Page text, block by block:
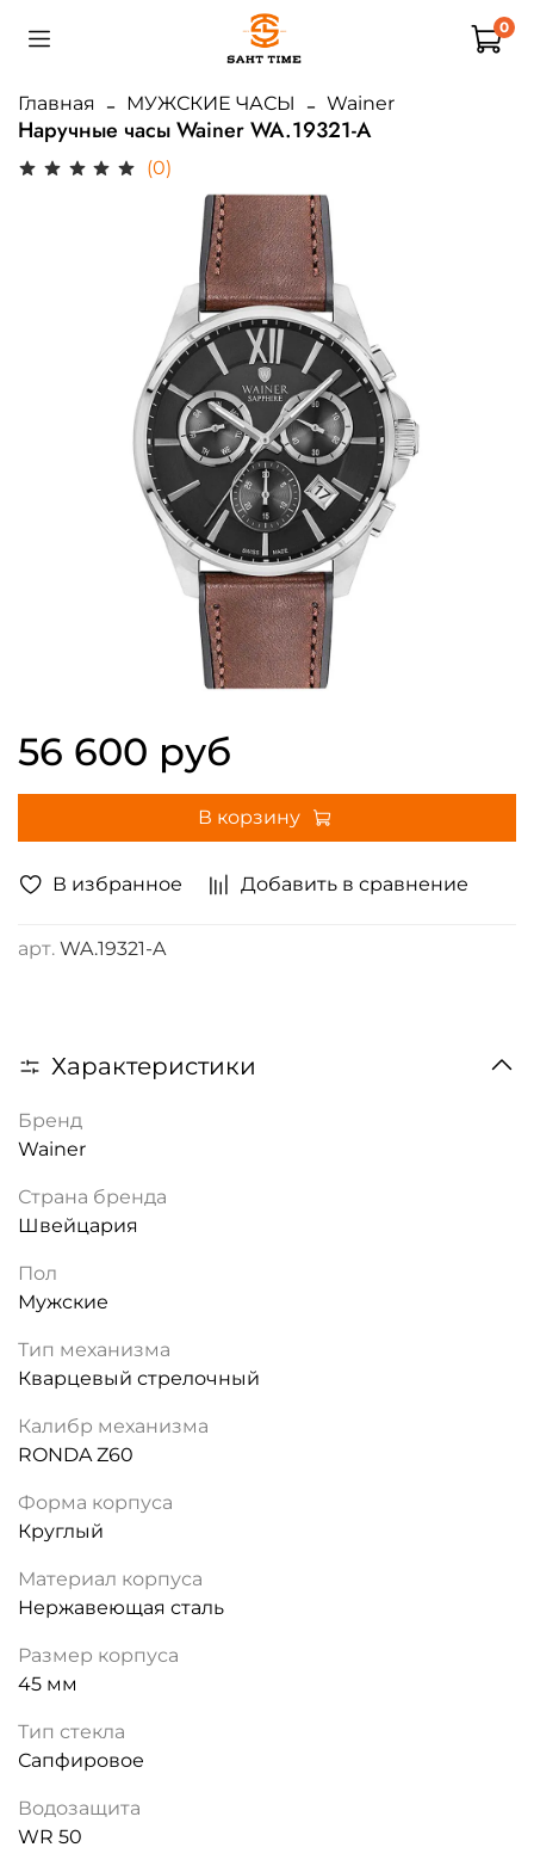
0
Главная МУЖСКИЕ ЧАСЫ Wainer
Наручные часы Wainer WA.19321-A
(0)
В избранное Добавить в сравнение
арт. WA.19321-A
56 600 руб
В корзину
Характеристики
Бренд
Wainer
Страна бренда
Швейцария
Пол
Мужские
Тип механизма
Кварцевый стрелочный
Калибр механизма
RONDA Z60
Форма корпуса
Круглый
Материал корпуса
Нержавеющая сталь
Размер корпуса
45 мм
Тип стекла
Сапфировое
Водозащита
WR 50